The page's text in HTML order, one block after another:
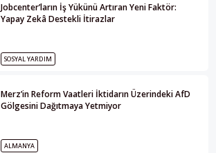
Jobcenter’ların İş Yükünü Artıran Yeni Faktör:
Yapay Zekâ Destekli İtirazlar
SOSYAL YARDIM
Merz’in Reform Vaatleri İktidarın Üzerindeki AfD
Gölgesini Dağıtmaya Yetmiyor
ALMANYA